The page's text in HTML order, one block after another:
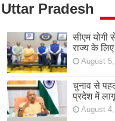
Uttar Pradesh
सीएम योगी
राज्य के
August
चुनाव से
प्रदेश में
August